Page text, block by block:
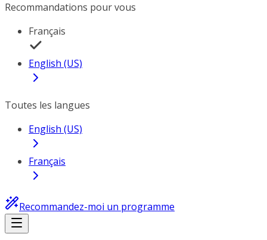
Recommandations pour vous
Français
English (US)
Toutes les langues
English (US)
Français
Recommandez-moi un programme